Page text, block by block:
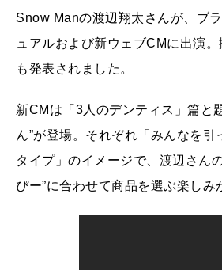
Snow Manの渡辺翔太さんが、ブ
ュアルおよび新ウェブCMに出演
も発表されました。
新CMは「3人のデンティス」篇と
ん”が登場。それぞれ「みんなを
タイプ」のイメージで、渡辺さん
ぴー”に合わせて商品を選ぶ楽し